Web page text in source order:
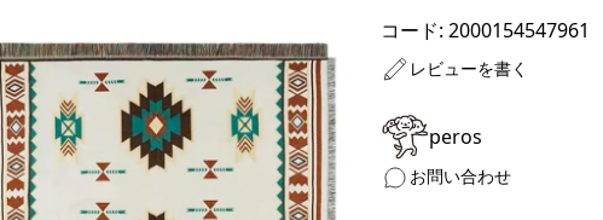
コード: 2000154547961
レビューを書く
peros
お問い合わせ